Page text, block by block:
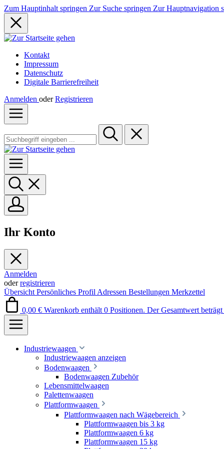
Zum Hauptinhalt springen Zur Suche springen Zur Hauptnavigation
Kontakt
Impressum
Datenschutz
Digitale Barrierefreiheit
Anmelden oder Registrieren
Ihr Konto
Anmelden
oderregistrieren
Übersicht Persönliches Profil Adressen Bestellungen Merkzettel
0,00 € Warenkorb enthält 0 Positionen. Der Gesamtwert
Industriewaagen
Industriewaagen anzeigen
Bodenwaagen
Bodenwaagen Zubehör
Lebensmittelwaagen
Palettenwaagen
Plattformwaagen
Plattformwaagen nach Wägebereich
Plattformwaagen bis 3 kg
Plattformwaagen 6 kg
Plattformwaagen 15 kg